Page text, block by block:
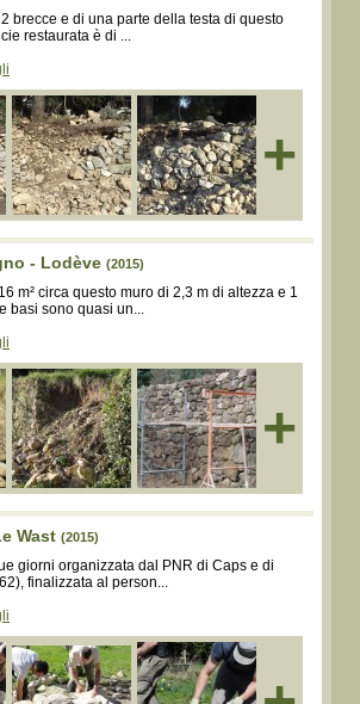
brecce e di una parte della testa di questo
restaurata è di ...
+
- Lodève (2015)
m² circa questo muro di 2,3 m di altezza e 1
basi sono quasi un...
+
Wast (2015)
giorni organizzata dal PNR di Caps e di
finalizzata al person...